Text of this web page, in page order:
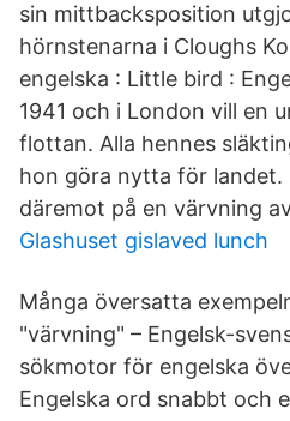
sin mittbacksposition
hörnstenarna i Cloughs
engelska : Little bird :
1941 och i London vill en
flottan. Alla hennes
hon göra nytta för landet.
däremot på en värvning
Glashuset gislaved lunch
Många översatta
"värvning" – Engelsk-
sökmotor för engelska
Engelska ord snabbt och